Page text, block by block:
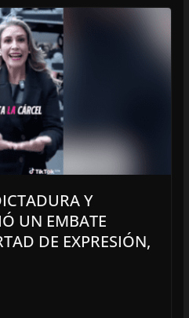
Y
UN EMBATE
DE EXPRESIÓN,